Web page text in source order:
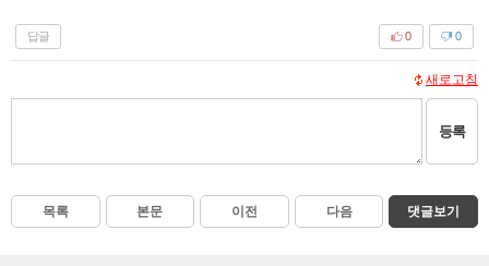
답글 0
0
새로고침
등록
목록 본문 이전 다음 댓글보기